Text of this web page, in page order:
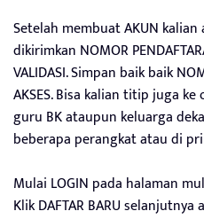
Setelah membuat AKUN
dikirimkan NOMOR
VALIDASI. Simpan baik baik
AKSES. Bisa kalian titip juga
guru BK ataupun keluarga
beberapa perangkat atau di
Mulai LOGIN pada halaman
Klik DAFTAR BARU